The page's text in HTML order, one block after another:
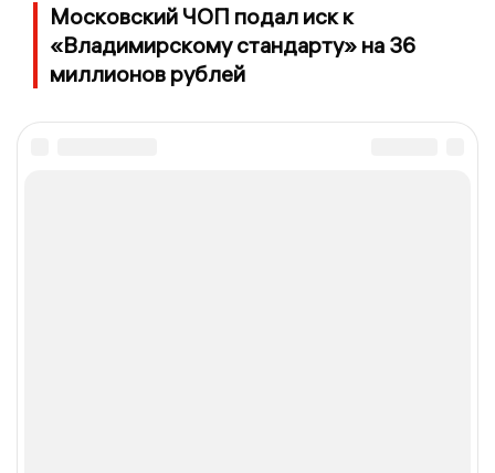
Московский ЧОП подал иск к
«Владимирскому стандарту» на 36
миллионов рублей